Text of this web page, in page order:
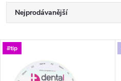
Ř
a
Nejprodávanější
Nejdražší
Abecedně
V
#tip